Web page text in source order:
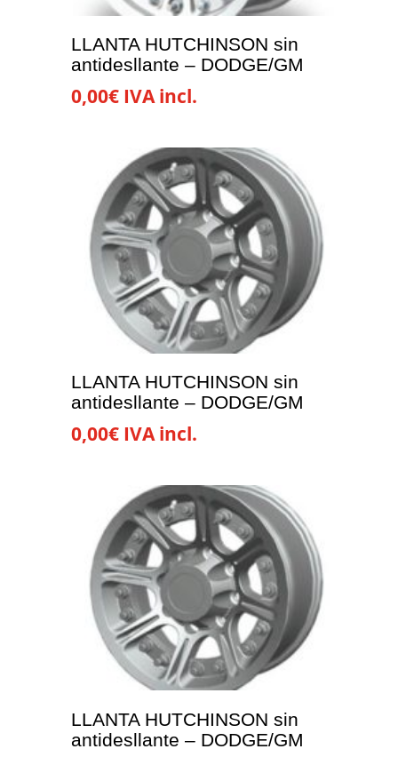
LLANTA HUTCHINSON sin
antidesllante – DODGE/GM
0,00€ IVA incl.
LLANTA HUTCHINSON sin
antidesllante – DODGE/GM
0,00€ IVA incl.
LLANTA HUTCHINSON sin
antidesllante – DODGE/GM